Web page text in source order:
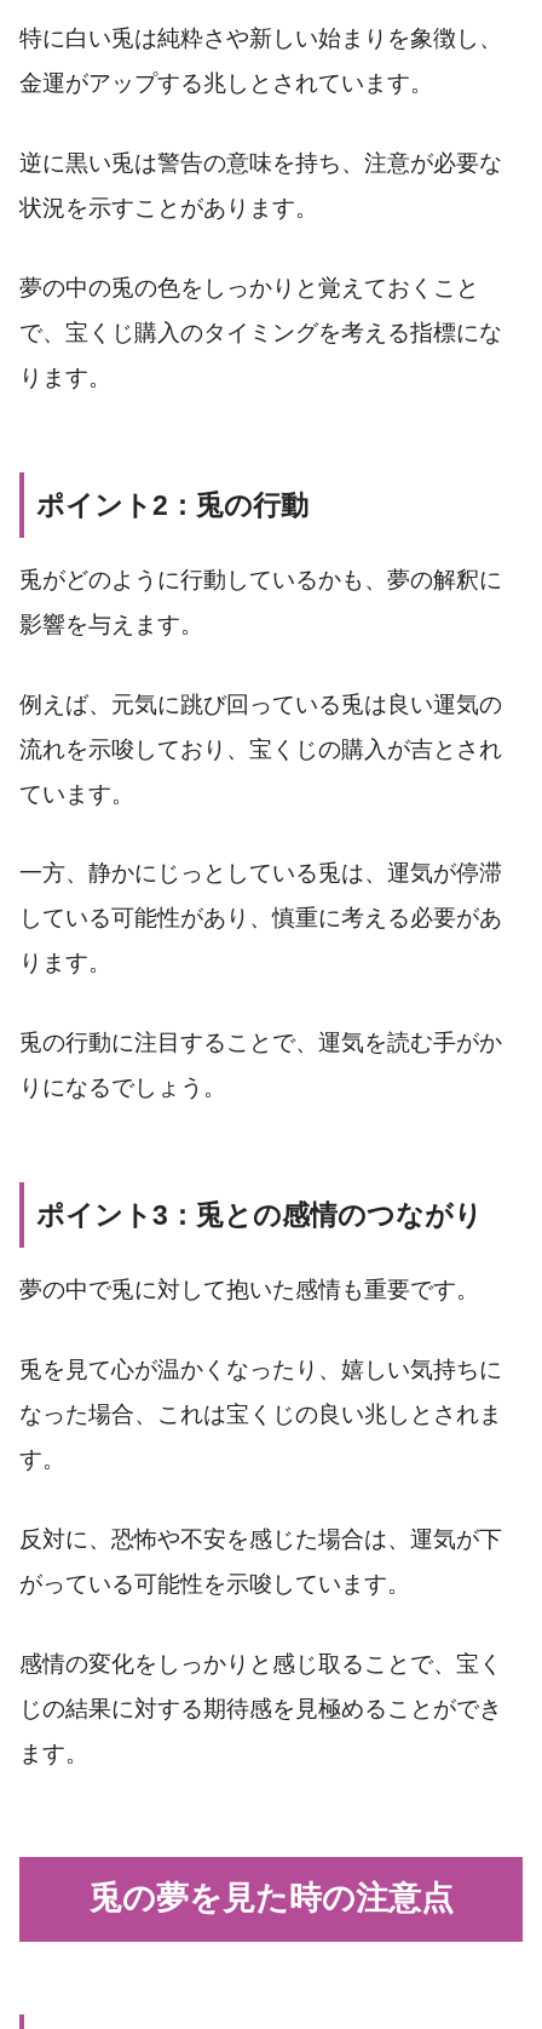
特に白い兎は純粋さや新しい始まりを象徴し、
金運がアップする兆しとされています。
逆に黒い兎は警告の意味を持ち、注意が必要な
状況を示すことがあります。
夢の中の兎の色をしっかりと覚えておくこと
で、宝くじ購入のタイミングを考える指標にな
ります。
ポイント2：兎の行動
兎がどのように行動しているかも、夢の解釈に
影響を与えます。
例えば、元気に跳び回っている兎は良い運気の
流れを示唆しており、宝くじの購入が吉とされ
ています。
一方、静かにじっとしている兎は、運気が停滞
している可能性があり、慎重に考える必要があ
ります。
兎の行動に注目することで、運気を読む手がか
りになるでしょう。
ポイント3：兎との感情のつながり
夢の中で兎に対して抱いた感情も重要です。
兎を見て心が温かくなったり、嬉しい気持ちに
なった場合、これは宝くじの良い兆しとされま
す。
反対に、恐怖や不安を感じた場合は、運気が下
がっている可能性を示唆しています。
感情の変化をしっかりと感じ取ることで、宝く
じの結果に対する期待感を見極めることができ
ます。
兎の夢を見た時の注意点